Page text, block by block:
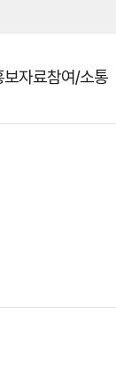
보자료참여/소통